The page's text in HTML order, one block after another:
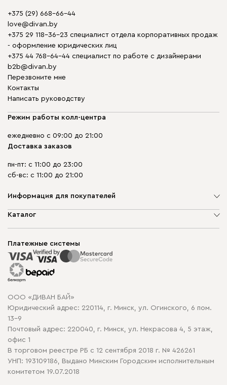
+375 (29) 668-66-44
love@divan.by
+375 29 118-36-23 специалист отдела корпоративных продаж
- оформление юридических лиц
+375 44 768-64-44 специалист по работе с дизайнерами
b2b@divan.by
Перезвоните мне
Контакты
Написать руководству
Режим работы колл-центра
ежедневно с 09:00 до 21:00
Доставка заказов
пн-пт: с 11:00 до 23:00
сб-вс: с 11:00 до 21:00
Информация для покупателей
О компании
Способы оплаты
Рассрочка и кредит
Гарантия
Карта сайта
Политика конфиденциальности
Политика в отношении обработки cookie
Каталог
Корпусная мебель
Распродажа мебели
Платежные системы
ООО «ДИВАН БАЙ»
Юридический адрес: 220114, г. Минск, ул. Огинского, 6 пом.
13-9
Почтовый адрес: 220040, г. Минск, ул. Некрасова 4, 5 этаж,
офис 1
В торговом реестре РБ с 12 сентября 2018 г. № 426261
УНП: 193109186, Выдано Минским Городским исполнительным
комитетом 19.07.2018